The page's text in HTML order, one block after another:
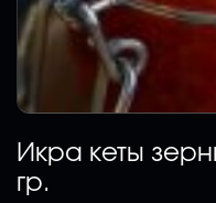
Икра кеты
гр.